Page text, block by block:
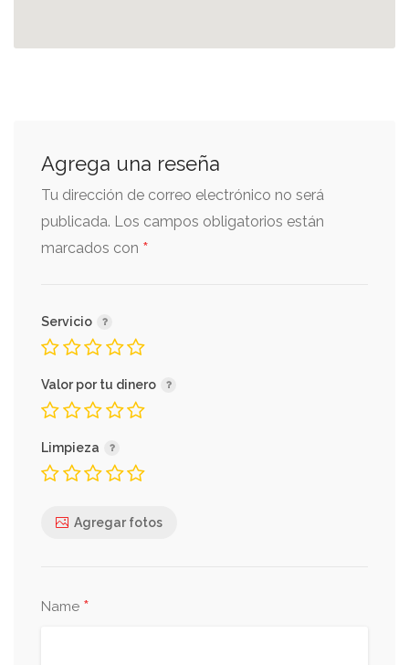
Agrega una reseña
Tu dirección de correo electrónico no será
publicada. Los campos obligatorios están
marcados con *
Servicio
Valor por tu dinero
Limpieza
Agregar fotos
Name *